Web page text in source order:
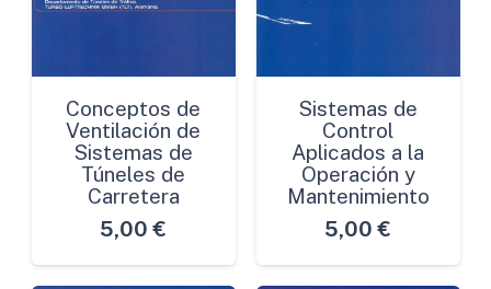
Conceptos de
Ventilación de
Sistemas de
Túneles de
Carretera
5,00 €
Sistemas de
Control
Aplicados a la
Operación y
Mantenimiento
5,00 €